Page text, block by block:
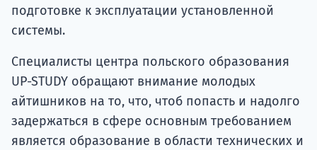
подготовке к эксплуатации установленной
системы.
Специалисты центра польского образования
UP-STUDY обращают внимание молодых
айтишников на то, что, чтоб попасть и надолго
задержаться в сфере основным требованием
является образование в области технических и